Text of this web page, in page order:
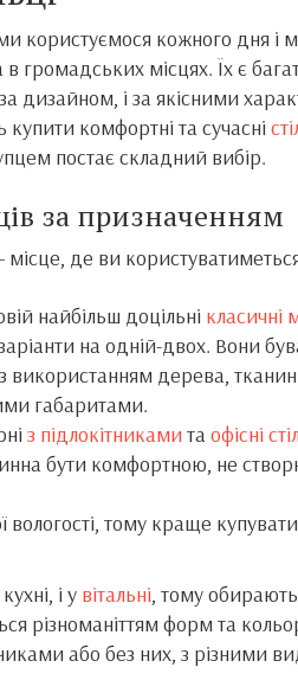
користуємося кожного дня і
громадських місцях. Їх є
дизайном, і за якісними
купити комфортні та сучасні
постає складний вибір.
за призначенням
де ви
найбільш доцільні класичні
на одній-двох. Вони
з використанням дерева,
габаритами.
з підлокітниками таофісні
бути комфортною, не
тому краще купувати
і у вітальні, тому обирають
різноманіттям форм та
або без них, з різними